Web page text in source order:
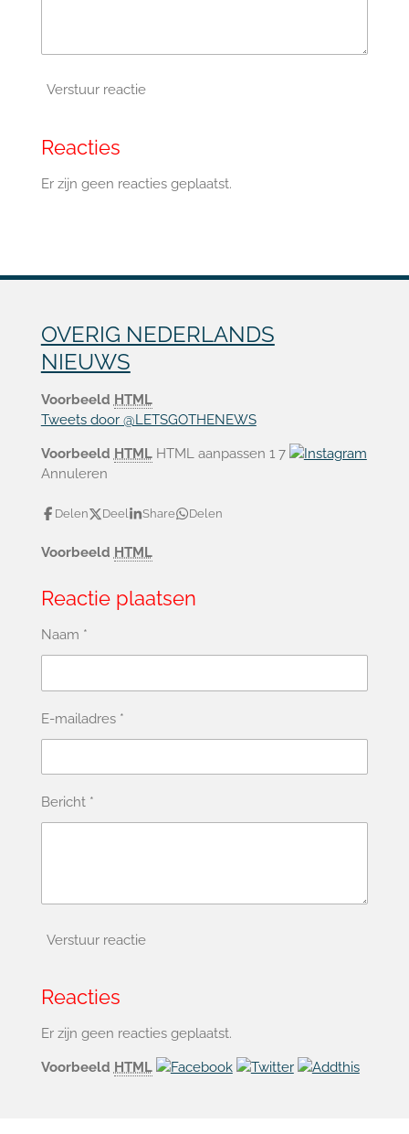
Verstuur reactie
Reacties
Er zijn geen reacties geplaatst.
OVERIG NEDERLANDS
NIEUWS
Voorbeeld HTML
Tweets door @LETSGOTHENEWS
Voorbeeld HTMLHTML aanpassen 1 7
Annuleren
Delen Deel Share Delen
Voorbeeld HTML
Reactie plaatsen
Naam *
E-mailadres *
Bericht *
Verstuur reactie
Reacties
Er zijn geen reacties geplaatst.
Voorbeeld HTML